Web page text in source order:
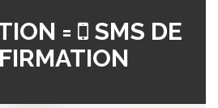
=
SMS DE